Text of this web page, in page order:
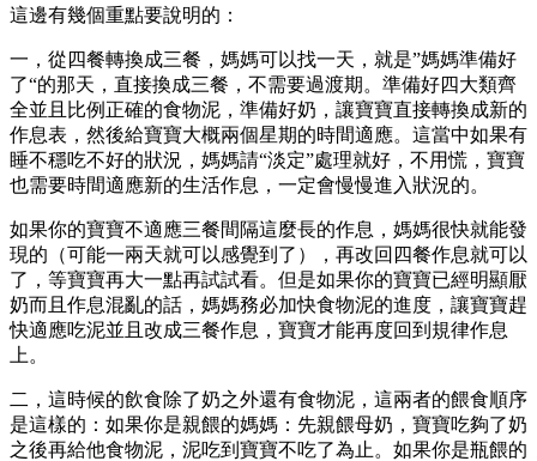
這邊有幾個重點要說明的：
一，從四餐轉換成三餐，媽媽可以找一天，就是”媽媽準備好
了“的那天，直接換成三餐，不需要過渡期。準備好四大類齊
全並且比例正確的食物泥，準備好奶，讓寶寶直接轉換成新的
作息表，然後給寶寶大概兩個星期的時間適應。這當中如果有
睡不穩吃不好的狀況，媽媽請“淡定”處理就好，不用慌，寶寶
也需要時間適應新的生活作息，一定會慢慢進入狀況的。
如果你的寶寶不適應三餐間隔這麼長的作息，媽媽很快就能發
現的（可能一兩天就可以感覺到了），再改回四餐作息就可以
了，等寶寶再大一點再試試看。但是如果你的寶寶已經明顯厭
奶而且作息混亂的話，媽媽務必加快食物泥的進度，讓寶寶趕
快適應吃泥並且改成三餐作息，寶寶才能再度回到規律作息
上。
二，這時候的飲食除了奶之外還有食物泥，這兩者的餵食順序
是這樣的：如果你是親餵的媽媽：先親餵母奶，寶寶吃夠了奶
之後再給他食物泥，泥吃到寶寶不吃了為止。如果你是瓶餵的